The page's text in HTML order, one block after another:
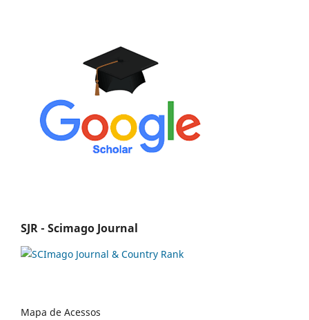
SJR - Scimago Journal
Mapa de Acessos